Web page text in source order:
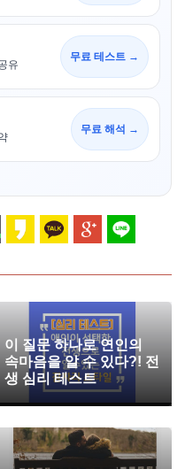
유
무료 테스트 →
무료 해석 →
이 질문 하나로 연인의
속마음을 알 수 있다?! 전
생 심리 테스트